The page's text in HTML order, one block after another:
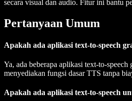
secara visual dan audio. Fitur ini bantu
Pertanyaan Umum
Apakah ada aplikasi text-to-speech
Ya, ada beberapa aplikasi text-to-speech
menyediakan fungsi dasar TTS tanpa
Apakah ada aplikasi text-to-speech